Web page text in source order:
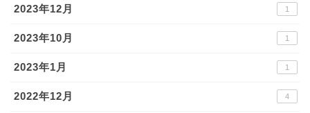
2023年12月 1
2023年10月 1
2023年1月 1
2022年12月 4